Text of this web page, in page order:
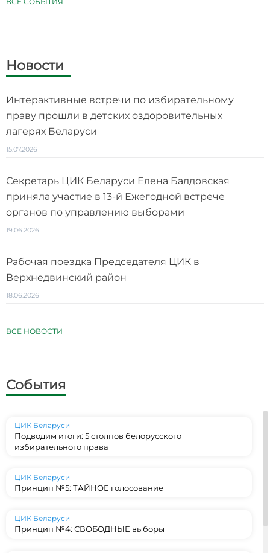
Новости
Интерактивные встречи по избирательному
праву прошли в детских оздоровительных
лагерях Беларуси
15.07.2026
Секретарь ЦИК Беларуси Елена Балдовская
приняла участие в 13-й Ежегодной встрече
органов по управлению выборами
19.06.2026
Рабочая поездка Председателя ЦИК в
Верхнедвинский район
18.06.2026
ВСЕ НОВОСТИ
События
ЦИК Беларуси
Подводим итоги: 5 столпов белорусского
избирательного права
ЦИК Беларуси
Принцип №5: ТАЙНОЕ голосование
ЦИК Беларуси
Принцип №4: СВОБОДНЫЕ выборы